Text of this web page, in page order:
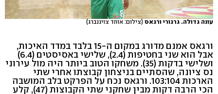
עונה גדולה. גרגורי ורגאס (צילום: אוהד צויגנברג)
ורגאס אמנם מדורג במקום ה-15 בלבד במדד האיכות,
אבל הוא שני בחטיפות (2.4), שלישי באסיסטים (6.4)
ושלישי בדקות (35). משחקו הטוב ביותר היה מול עירוני
נס ציונה, שהסתיים בניצחון קבוצתו אחרי שתי
הארכות 103:104. ורגאס נכח על הפרקט בלב המושבה
הכי הרבה דקות מבין שחקני שתי הקבוצות (47), קלע